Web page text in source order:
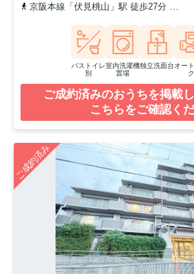
京阪本線「伏見桃山」駅 徒歩27分
バストイレ
別
室内洗濯機
置場
独立洗面台オー
ク
ご成約済みのおうちを掲載
こちらをご確認く
ご成約済み